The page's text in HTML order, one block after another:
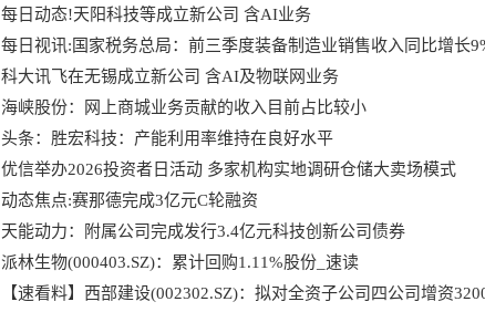
每日动态!天阳科技等成立新公司 含AI业务
每日视讯:国家税务总局：前三季度装备制造业销售收入同比增长
科大讯飞在无锡成立新公司 含AI及物联网业务
海峡股份：网上商城业务贡献的收入目前占比较小
头条：胜宏科技：产能利用率维持在良好水平
优信举办2026投资者日活动 多家机构实地调研仓储大卖场模式
动态焦点:赛那德完成3亿元C轮融资
天能动力：附属公司完成发行3.4亿元科技创新公司债券
派林生物(000403.SZ)：累计回购1.11%股份_速读
【速看料】西部建设(002302.SZ)：拟对全资子公司四公司增资